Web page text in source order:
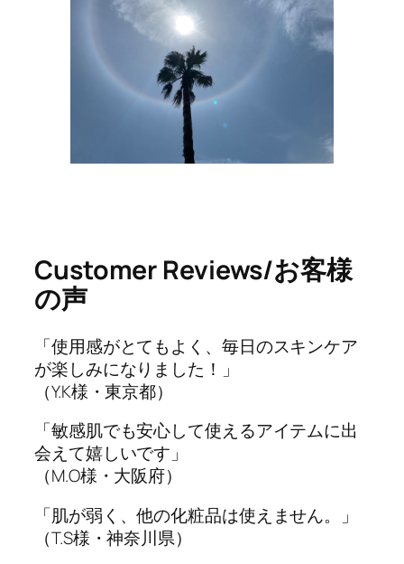
Customer Reviews/お客様
の声
「使用感がとてもよく、毎日のスキンケア
が楽しみになりました！」
（Y.K様・東京都）
「敏感肌でも安心して使えるアイテムに出
会えて嬉しいです」
（M.O様・大阪府）
「肌が弱く、他の化粧品は使えません。」
（T.S様・神奈川県）